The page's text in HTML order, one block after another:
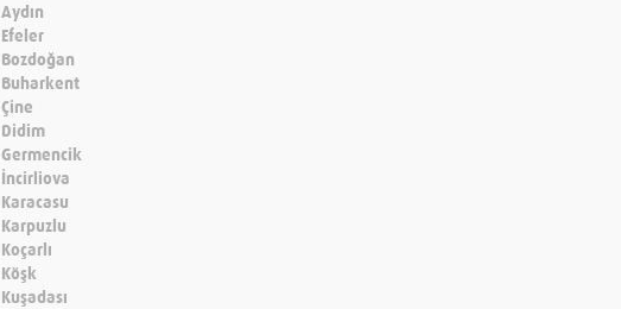
Aydın
Efeler
Bozdoğan
Buharkent
Çine
Didim
Germencik
İncirliova
Karacasu
Karpuzlu
Koçarlı
Köşk
Kuşadası